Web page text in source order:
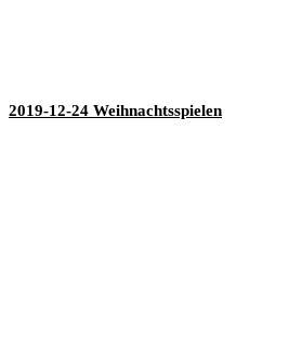
2019-12-24 Weihnachtsspielen